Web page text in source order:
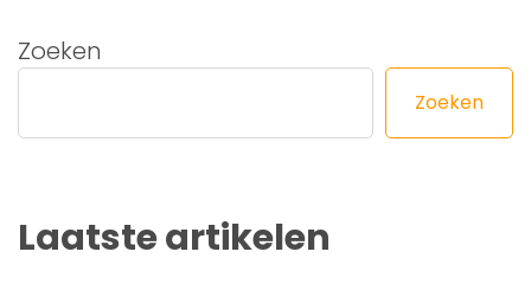
Zoeken
Zoeken
Laatste artikelen